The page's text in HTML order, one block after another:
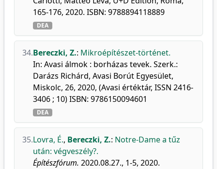
165-176, 2020. ISBN: 9788894118889
DEA
34.Bereczki, Z.: Mikroépítészet-történet.
In: Avasi álmok : borházas tevek. Szerk.:
Darázs Richárd, Avasi Borút Egyesület,
Miskolc, 26, 2020, (Avasi értéktár, ISSN 2416-
3406 ; 10) ISBN: 9786150094601
DEA
35.Lovra, É., Bereczki, Z.: Notre-Dame a tűz
után: végveszély?.
Építészfórum. 2020.08.27., 1-5, 2020.